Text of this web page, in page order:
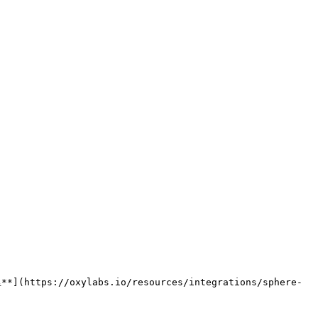
[**这里**](https://oxylabs.io/resources/integrations/sphere-